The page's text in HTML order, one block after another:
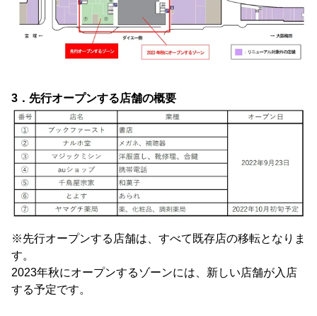
3．先行オープンする店舗の概要
※先行オープンする店舗は、すべて既存店の移転となりま
す。
2023年秋にオープンするゾーンには、新しい店舗が入店
する予定です。